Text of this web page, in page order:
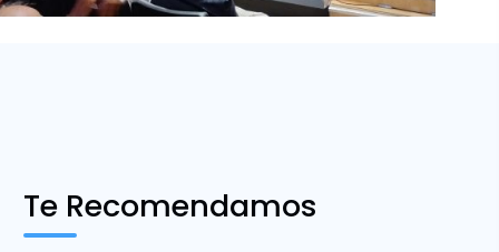
Te Recomendamos